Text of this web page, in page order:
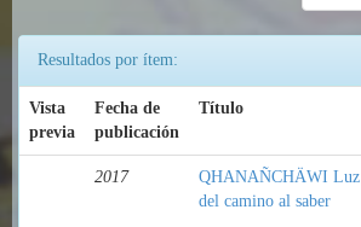
Resultados por ítem:
Vista
previa
Fecha de
publicación
Título
2017
QHANAÑCHÄWI Luz
del camino al saber